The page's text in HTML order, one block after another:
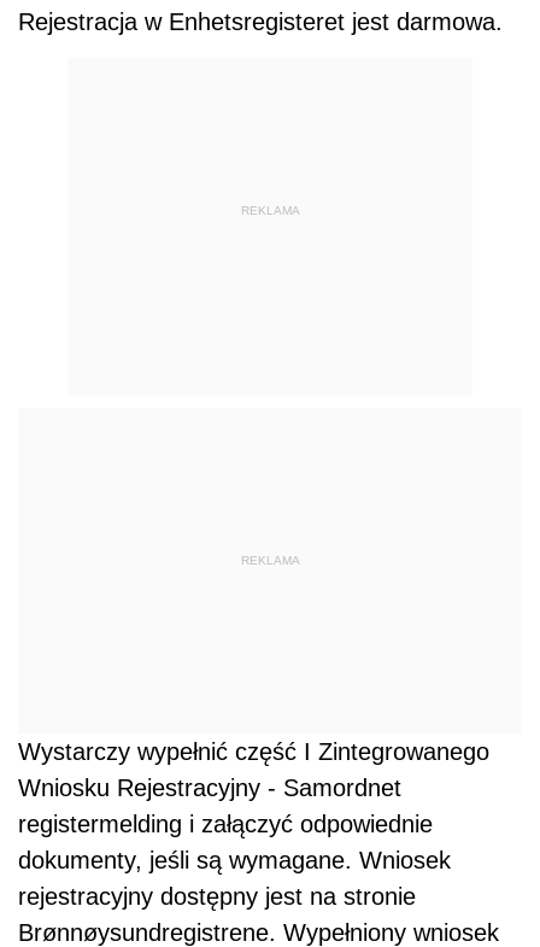
Rejestracja w Enhetsregisteret jest darmowa.
REKLAMA
REKLAMA
Wystarczy wypełnić część I Zintegrowanego
Wniosku Rejestracyjny - Samordnet
registermelding i załączyć odpowiednie
dokumenty, jeśli są wymagane. Wniosek
rejestracyjny dostępny jest na stronie
Brønnøysundregistrene. Wypełniony wniosek